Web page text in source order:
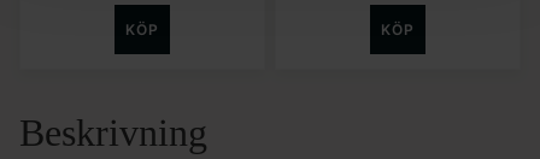
KÖP KÖP
Beskrivning